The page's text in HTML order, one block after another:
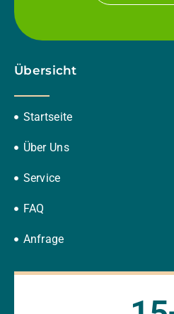
Übersicht
Startseite
Über Uns
Service
FAQ
Anfrage